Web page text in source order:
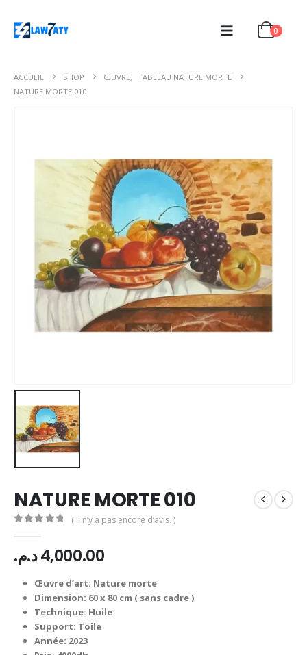
0
ACCUEIL SHOP ŒUVRE, TABLEAU NATURE MORTE
NATURE MORTE 010
NATURE MORTE 010
( Il n’y a pas encore d’avis. )
4,000.00د.م.
Œuvre d’art: Nature morte
Dimension: 60 x 80 cm ( sans cadre )
Technique: Huile
Support: Toile
Année: 2023